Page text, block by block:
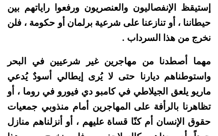
إستيقظ الإنفصاليون والعنصريون ورفعوا راياتهم بين
حيطاننا ، أو تنازعنا على شرعية برلمان أو حكومة ، فلن
نخرج من هذا السرداب .
مهما أصطدنا من مهاجرين غير شرعيين في البحر
واستوطناهم ديارنا حتى لا يُرى إيطالي أسودٌ يُدعي
ماريو يلعق الجيلاطي في كامبو دي فيورو في روما ، أو
تظاهرنا بالرأفة على المهاجرين أمام منذوبي جمعيات
حقوق الإنسان أم كنّا قساة عليهم ، أو أنزلناهم منازل